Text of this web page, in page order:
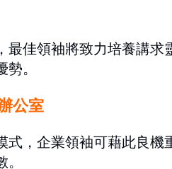
最佳領袖將致力培養講
。
公室
式，企業領袖可藉此良